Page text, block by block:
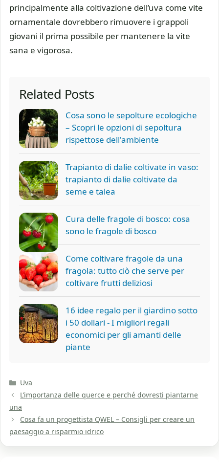
principalmente alla coltivazione dell’uva come vite
ornamentale dovrebbero rimuovere i grappoli
giovani il prima possibile per mantenere la vite
sana e vigorosa.
Related Posts
Cosa sono le sepolture ecologiche
– Scopri le opzioni di sepoltura
rispettose dell'ambiente
Trapianto di dalie coltivate in vaso:
trapianto di dalie coltivate da
seme e talea
Cura delle fragole di bosco: cosa
sono le fragole di bosco
Come coltivare fragole da una
fragola: tutto ciò che serve per
coltivare frutti deliziosi
16 idee regalo per il giardino sotto
i 50 dollari - I migliori regali
economici per gli amanti delle
piante
Categorie
Uva
L’importanza delle querce e perché dovresti piantarne
una
Cosa fa un progettista QWEL – Consigli per creare un
paesaggio a risparmio idrico